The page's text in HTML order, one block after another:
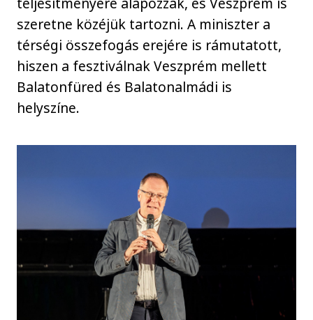
szeretne közéjük tartozni. A miniszter a
térségi összefogás erejére is rámutatott,
hiszen a fesztiválnak Veszprém mellett
Balatonfüred és Balatonalmádi is
helyszíne.